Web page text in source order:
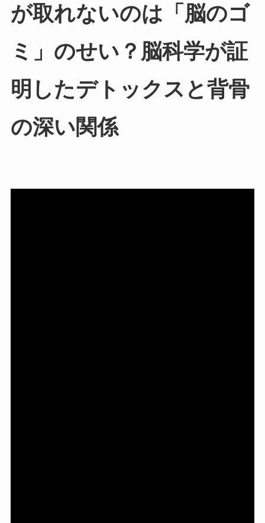
が取れないのは「脳のゴ
ミ」のせい？脳科学が証
明したデトックスと背骨
の深い関係